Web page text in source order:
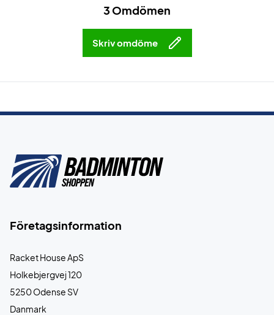
3 Omdömen
Skriv omdöme
Företagsinformation
Racket House ApS
Holkebjergvej 120
5250 Odense SV
Danmark